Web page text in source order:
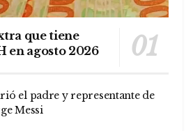
que tiene
en agosto 2026
el padre y representante de
Messi